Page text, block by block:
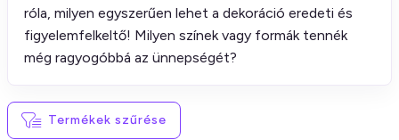
róla, milyen egyszerűen lehet a dekoráció eredeti és
figyelemfelkeltő! Milyen színek vagy formák tennék
még ragyogóbbá az ünnepségét?
Termékek szűrése